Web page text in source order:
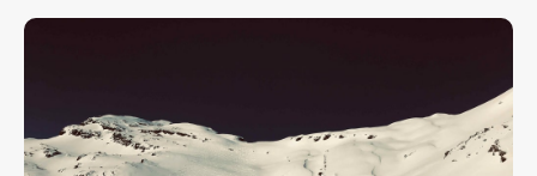
Lire la suite ...